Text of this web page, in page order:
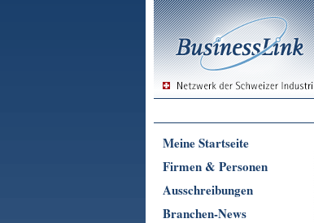
Meine Startseite
Firmen & Personen
Ausschreibungen
Branchen-News